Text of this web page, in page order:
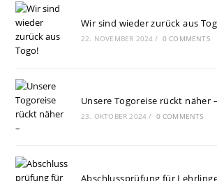
Wir sind wieder zurück aus
22. NOVEMBER 2024 / 0 COMMENTS
Unsere Togoreise rückt näher –
23. OKTOBER 2024 / 0 COMMENTS
Abschlussprüfung für